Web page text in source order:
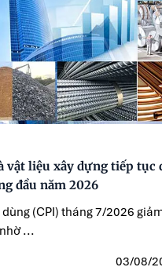
vật liệu xây dựng tiếp tục
đầu năm 2026
(CPI) tháng 7/2026
...
03/08/